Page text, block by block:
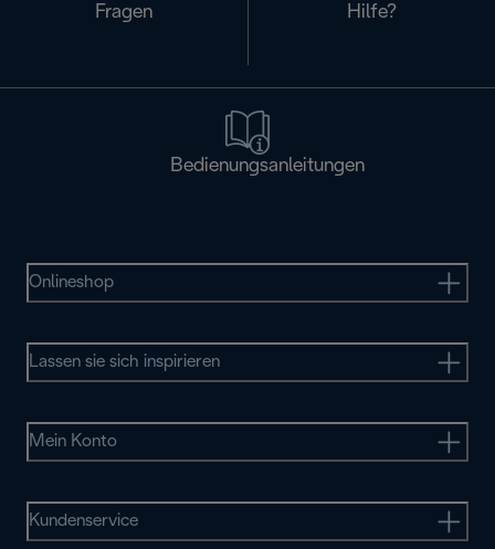
Fragen
Hilfe?
Bedienungsanleitungen
Onlineshop
Lassen sie sich inspirieren
Mein Konto
Kundenservice